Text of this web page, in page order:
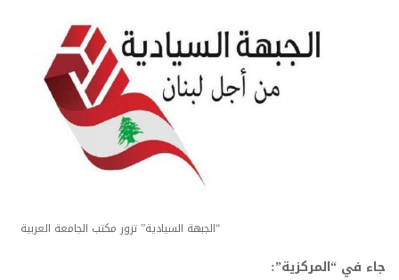
“الجبهة السيادية” تزور مكتب الجامعة العربية
جاء في “المركزية”: